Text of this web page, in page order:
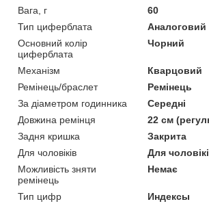
Вага, г
60
Тип циферблата
Аналоговий
Основний колір
циферблата
Чорний
Механізм
Кварцовий
Ремінець/браслет
Ремінець
За діаметром годинника
Середні
Довжина ремінця
22 см
Задня кришка
Закрита
Для чоловіків
Для
Можливість зняти
ремінець
Немає
Тип цифр
Индексы